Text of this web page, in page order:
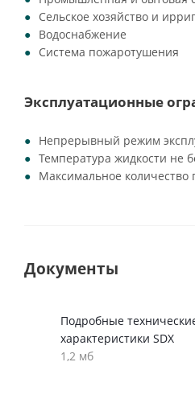
Сельское хозяйство и
Водоснабжение
Система пожаротушения
Эксплуатационные
Непрерывный режим
Температура жидкости не
Максимальное количество
Документы
Подробные
характеристики SDX
1,2 мб